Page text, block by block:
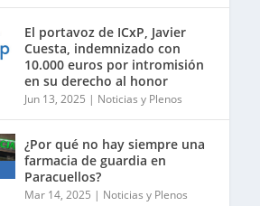
El portavoz de ICxP, Javier
Cuesta, indemnizado con
10.000 euros por intromisión
en su derecho al honor
Jun 13, 2025 | Noticias y Plenos
¿Por qué no hay siempre una
farmacia de guardia en
Paracuellos?
Mar 14, 2025 | Noticias y Plenos